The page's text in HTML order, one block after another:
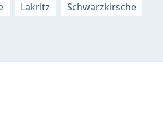
Lakritz
Schwarzkirsche